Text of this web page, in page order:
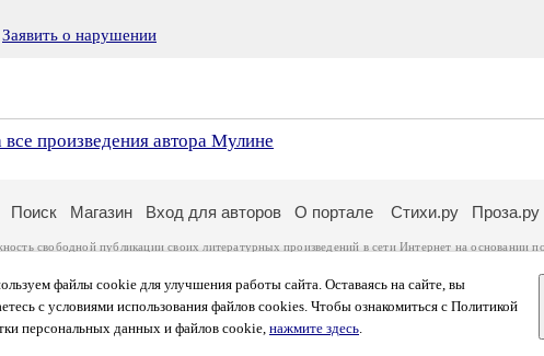
Заявить о нарушении
все произведения автора Мулине
файлы cookie для улучшения работы сайта. Оставаясь на сайте, вы
с условиями использования файлов cookies. Чтобы ознакомиться с Политикой
персональных данных и файлов cookie, нажмите здесь.
Поиск Магазин Вход для авторов О портале Стихи.ру Проза.ру
свободной публикации своих литературных произведений в сети Интернет на основании
. Перепечатка произведений возможна только с согласия его автора, к
авторы несут самостоятельно на основании
законодательства
персональных данных. Вы также можете посмотреть более подробнуюинформацию о портале
200 тысяч посетителей, которые в общей сумме просматривают более двух миллионов
графе указано по две цифры: количество просмотров и количество посетителей.